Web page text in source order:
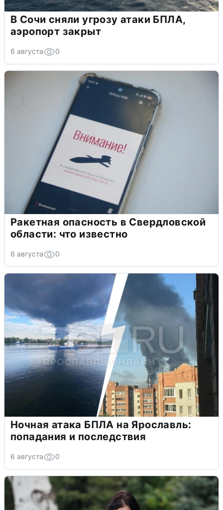
В Сочи сняли угрозу атаки БПЛА,
аэропорт закрыт
6 августа 0
Ракетная опасность в Свердловской
области: что известно
6 августа 0
Ночная атака БПЛА на Ярославль:
попадания и последствия
6 августа 0